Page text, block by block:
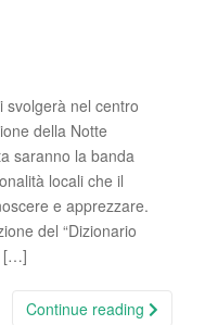
svolgerà nel centro
della Notte
saranno la banda
locali che il
e apprezzare.
del “Dizionario
[…]
Continue reading